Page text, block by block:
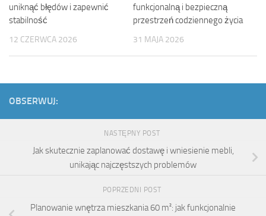
uniknąć błędów i zapewnić
stabilność
12 CZERWCA 2026
funkcjonalną i bezpieczną
przestrzeń codziennego życia
31 MAJA 2026
OBSERWUJ:
NASTĘPNY POST
Jak skutecznie zaplanować dostawę i wniesienie mebli,
unikając najczęstszych problemów
POPRZEDNI POST
Planowanie wnętrza mieszkania 60 m²: jak funkcjonalnie